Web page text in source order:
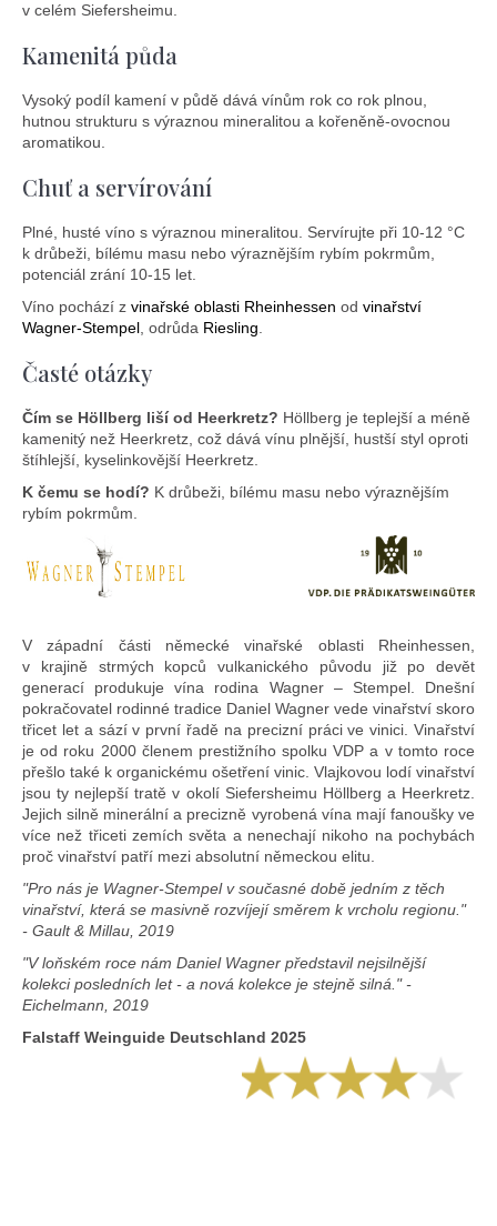
v celém Siefersheimu.
Kamenitá půda
Vysoký podíl kamení v půdě dává vínům rok co rok plnou,
hutnou strukturu s výraznou mineralitou a kořeněně-ovocnou
aromatikou.
Chuť a servírování
Plné, husté víno s výraznou mineralitou. Servírujte při 10-12 °C
k drůbeži, bílému masu nebo výraznějším rybím pokrmům,
potenciál zrání 10-15 let.
Víno pochází z vinařské oblasti Rheinhessen od vinařství
Wagner-Stempel, odrůda Riesling.
Časté otázky
Čím se Höllberg liší od Heerkretz? Höllberg je teplejší a méně
kamenitý než Heerkretz, což dává vínu plnější, hustší styl oproti
štíhlejší, kyselinkovější Heerkretz.
K čemu se hodí? K drůbeži, bílému masu nebo výraznějším
rybím pokrmům.
V západní části německé vinařské oblasti Rheinhessen,
v krajině strmých kopců vulkanického původu již po devět
generací produkuje vína rodina Wagner – Stempel. Dnešní
pokračovatel rodinné tradice Daniel Wagner vede vinařství skoro
třicet let a sází v první řadě na precizní práci ve vinici. Vinařství
je od roku 2000 členem prestižního spolku VDP a v tomto roce
přešlo také k organickému ošetření vinic. Vlajkovou lodí vinařství
jsou ty nejlepší tratě v okolí Siefersheimu Höllberg a Heerkretz.
Jejich silně minerální a precizně vyrobená vína mají fanoušky ve
více než třiceti zemích světa a nenechají nikoho na pochybách
proč vinařství patří mezi absolutní německou elitu.
"Pro nás je Wagner-Stempel v současné době jedním z těch
vinařství, která se masivně rozvíjejí směrem k vrcholu regionu."
- Gault & Millau, 2019
"V loňském roce nám Daniel Wagner představil nejsilnější
kolekci posledních let - a nová kolekce je stejně silná." -
Eichelmann, 2019
Falstaff Weinguide Deutschland 2025